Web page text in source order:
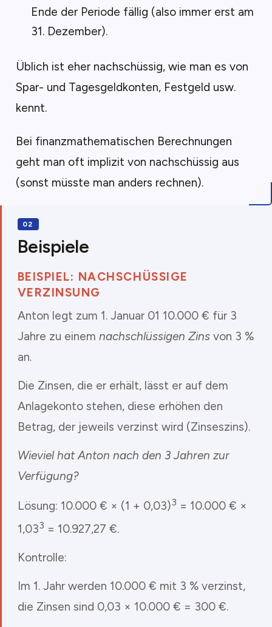
Ende der Periode fällig (also immer erst am
31. Dezember).
Üblich ist eher nachschüssig, wie man es von
Spar- und Tagesgeldkonten, Festgeld usw.
kennt.
Bei finanzmathematischen Berechnungen
geht man oft implizit von nachschüssig aus
(sonst müsste man anders rechnen).
Beispiele
BEISPIEL: NACHSCHÜSSIGE
VERZINSUNG
Anton legt zum 1. Januar 01 10.000 € für 3
Jahre zu einem nachschlüssigen Zinsvon 3 %
an.
Die Zinsen, die er erhält, lässt er auf dem
Anlagekonto stehen, diese erhöhen den
Betrag, der jeweils verzinst wird (Zinseszins).
Wieviel hat Anton nach den 3 Jahren zur
Verfügung?
Lösung: 10.000 € × (1 + 0,03)3 = 10.000 € ×
1,033 = 10.927,27 €.
Kontrolle:
Im 1. Jahr werden 10.000 € mit 3 % verzinst,
die Zinsen sind 0,03 × 10.000 € = 300 €.